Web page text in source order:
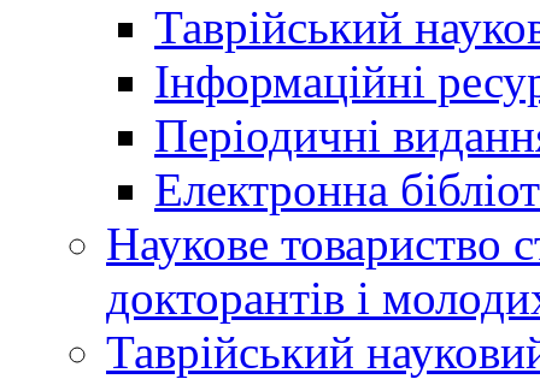
Таврійський
Інформаційні
Періодичні
Електронна
Наукове товариство
докторантів і
Таврійський